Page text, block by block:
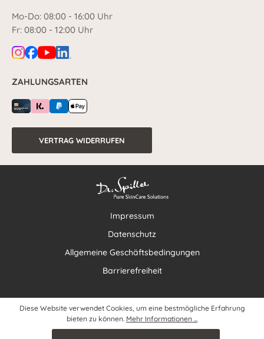
Mo-Do: 08:00 - 16:00 Uhr
Fr: 08:00 - 12:00 Uhr
ZAHLUNGSARTEN
VERTRAG WIDERRUFEN
Impressum
Datenschutz
Allgemeine Geschäftsbedingungen
Barrierefreiheit
Diese Website verwendet Cookies, um eine bestmögliche Erfahrung
bieten zu können. Mehr Informationen ...